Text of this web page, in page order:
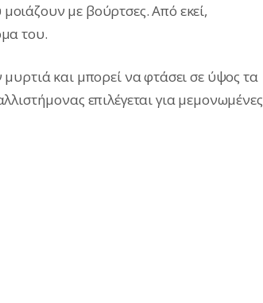
με βούρτσες. Aπό εκεί,
του.
και μπορεί να φτάσει σε ύψος τα
επιλέγεται για μεμονωμένες